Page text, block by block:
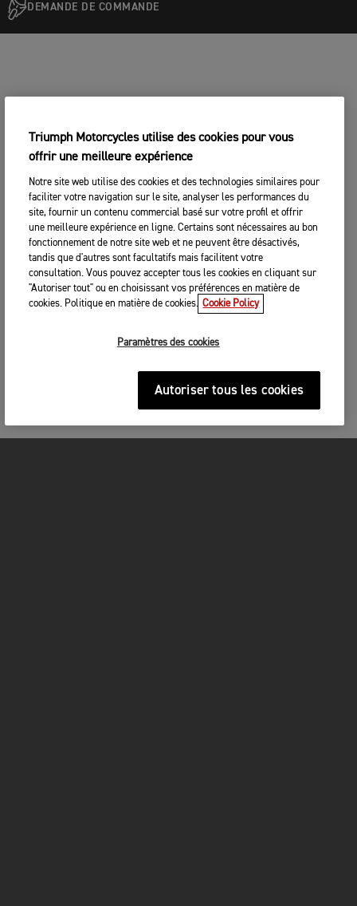
DEMANDE DE COMMANDE
Triumph Motorcycles utilise des cookies pour vous
offrir une meilleure expérience
Notre site web utilise des cookies et des technologies similaires pour
faciliter votre navigation sur le site, analyser les performances du
site, fournir un contenu commercial basé sur votre profil et offrir
une meilleure expérience en ligne. Certains sont nécessaires au bon
fonctionnement de notre site web et ne peuvent être désactivés,
tandis que d'autres sont facultatifs mais facilitent votre
consultation. Vous pouvez accepter tous les cookies en cliquant sur
"Autoriser tout" ou en choisissant vos préférences en matière de
cookies. Politique en matière de cookies. Cookie Policy
Paramètres des cookies
Autoriser tous les cookies